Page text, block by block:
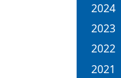
2024
2023
2022
2021